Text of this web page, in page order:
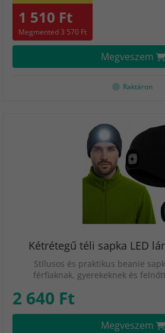
1 510 Ft
Megmented 3 570 Ft
Megveszem
Raktáron
Kétrétegű téli sapka LED
Stílusos és praktikus beanie
férfiaknak, gyerekeknek és
2 640 Ft
Megveszem